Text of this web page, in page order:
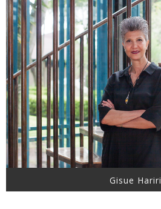
Gisue Hariri